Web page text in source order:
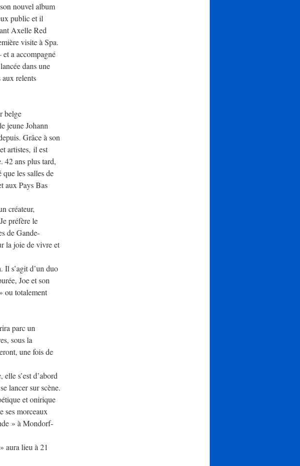
nouvel album
public et il
Axelle Red
visite à Spa.
a accompagné
dans une
aux relents
belge
jeune Johann
Grâce à son
artistes, il est
42 ans plus tard,
que les salles de
aux Pays Bas
créateur,
préfère le
de Gande-
la joie de vivre et
s’agit d’un duo
Joe et son
ou totalement
parc un
sous la
une fois de
s’est d’abord
lancer sur scène.
et onirique
ses morceaux
» à Mondorf-
aura lieu à 21